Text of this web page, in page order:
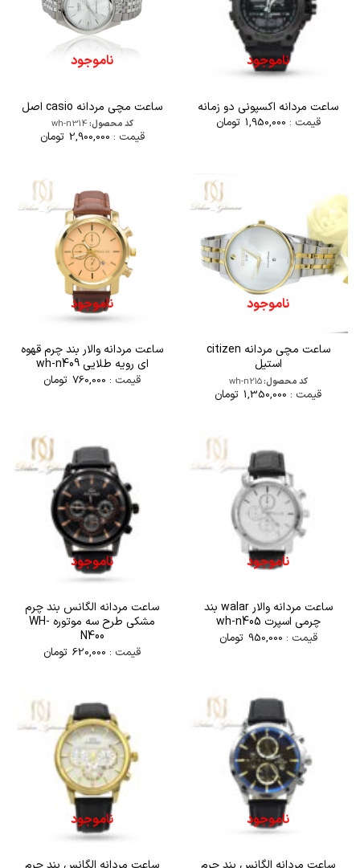
ناموجود
ساعت مردانه اکسپونی دو زمانه
قیمت : 1,950,000 تومان
ناموجود
ساعت مچی مردانه casio اصل
کد محصول:wh-n314
قیمت : 2,900,000 تومان
ناموجود
ساعت مچی مردانه citizen
استیل
کد محصول:wh-n215
قیمت : 1,350,000 تومان
ناموجود
ساعت مردانه والار بند چرم قهوه
ای رویه طلایی wh-n409
قیمت : 760,000 تومان
ناموجود
ساعت مردانه والار walar بند
چرمی اسپرت wh-n405
قیمت : 950,000 تومان
ناموجود
ساعت مردانه الگانس بند چرم
مشکی طرح سه موتوره WH-
N400
قیمت : 620,000 تومان
ناموجود ناموجود